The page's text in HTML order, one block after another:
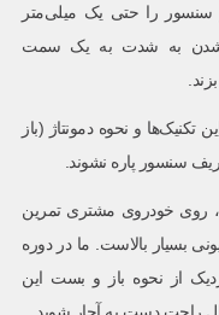
را حتی یک میلی‌متر
شدن به شدت به یک سمت
تکنیک‌‌ها و نحوه دمونتاژ (باز
سنسور پاره نشوند.
روی خودروی مشتری تمرین
بسیار بالاست. ما در دوره
از نحوه باز و بست این